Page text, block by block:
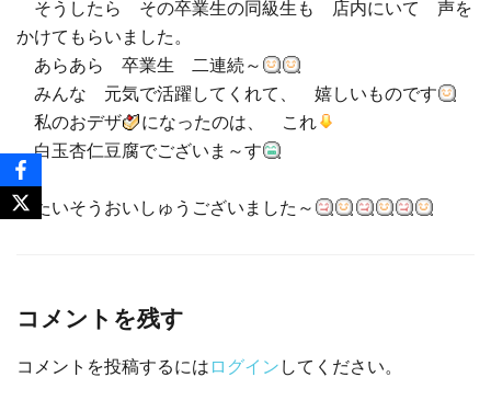
そうしたら その卒業生の同級生も 店内にいて 声を
かけてもらいました。
あらあら 卒業生 二連続～
みんな 元気で活躍してくれて、 嬉しいものです
私のおデザ
になったのは、 これ
白玉杏仁豆腐でございま～す
たいそうおいしゅうございました～
コメントを残す
コメントを投稿するには ログイン してください。